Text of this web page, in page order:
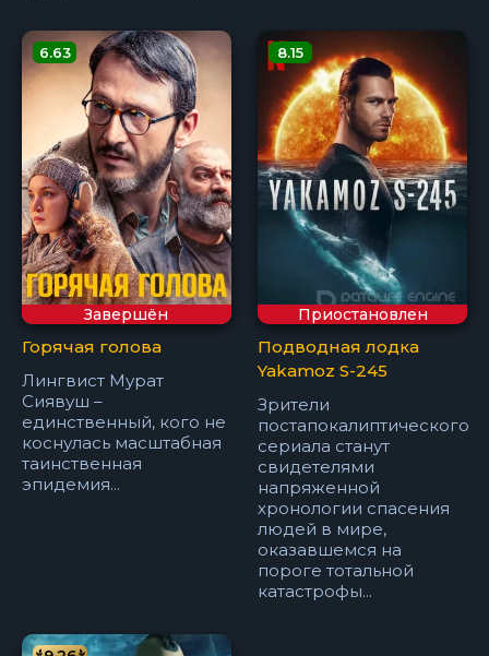
Завершён
6.63
Горячая голова
Лингвист Мурат
Сиявуш –
единственный, кого не
коснулась масштабная
таинственная
эпидемия...
Приостановлен
8.15
Подводная лодка
Yakamoz S-245
Зрители
постапокалиптического
сериала станут
свидетелями
напряженной
хронологии спасения
людей в мире,
оказавшемся на
пороге тотальной
катастрофы...